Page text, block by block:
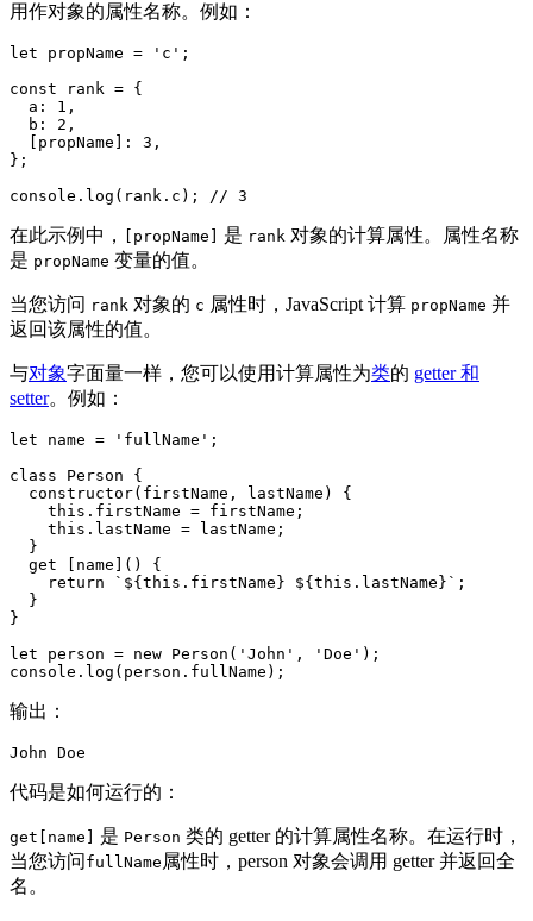
用作对象的属性名称。例如：
let propName = 'c';
const rank = {
  a: 1,
  b: 2,
  [propName]: 3,
};
console.log(rank.c); // 3
在此示例中， [propName] 是 rank 对象的计算属性。属性名称
是 propName 变量的值。
当您访问 rank 对象的 c 属性时，JavaScript 计算 propName 并
返回该属性的值。
与对象字面量一样，您可以使用计算属性为类的 getter 和
setter。例如：
let name = 'fullName';
class Person {
  constructor(firstName, lastName) {
    this.firstName = firstName;
    this.lastName = lastName;
  }
  get [name]() {
    return `${this.firstName} ${this.lastName}`;
  }
}
let person = new Person('John', 'Doe');
console.log(person.fullName);
输出：
John Doe
代码是如何运行的：
get[name] 是 Person 类的 getter 的计算属性名称。在运行时，
当您访问 fullName 属性时，person 对象会调用 getter 并返回全
名。